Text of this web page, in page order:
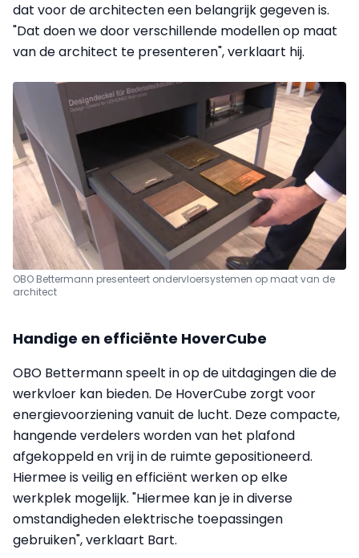
dat voor de architecten een belangrijk gegeven is.
"Dat doen we door verschillende modellen op maat
van de architect te presenteren", verklaart hij.
OBO Bettermann presenteert ondervloersystemen op maat van de
architect
Handige en efficiënte HoverCube
OBO Bettermann speelt in op de uitdagingen die de
werkvloer kan bieden. De HoverCube zorgt voor
energievoorziening vanuit de lucht. Deze compacte,
hangende verdelers worden van het plafond
afgekoppeld en vrij in de ruimte gepositioneerd.
Hiermee is veilig en efficiënt werken op elke
werkplek mogelijk. "Hiermee kan je in diverse
omstandigheden elektrische toepassingen
gebruiken", verklaart Bart.